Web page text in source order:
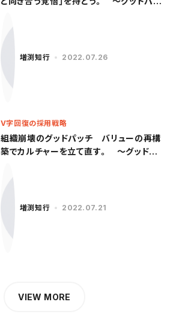
増渕知行 2022.07.26
V字回復の採用戦略
組織崩壊のグッドパッチ バリューの再構
築でカルチャーを立て直す。 〜グッドパ
増渕知行 2022.07.21
VIEW MORE